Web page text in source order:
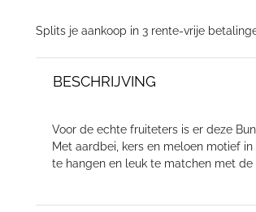
Splits je aankoop in 3 rente-vrije
BESCHRIJVING
Voor de echte fruiteters is er deze
Met aardbei, kers en meloen motief
te hangen en leuk te matchen met de